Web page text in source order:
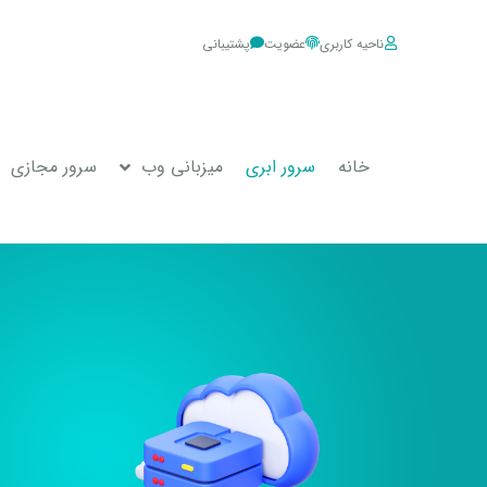
ناحیه کاربری عضویت پشتیبانی
خانه سرور ابری میزبانی وب سرور مجازی